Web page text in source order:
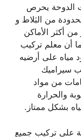
الدوحة يحرص
من البَلاط و
أكثر الأماكن
أن معلم تركيب
مياه على أرضيه
سيراميك
من مواد
والحرارة
بشكل ممتاز.
على تركيب جميع